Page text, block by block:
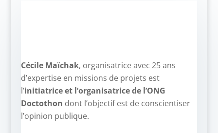
Cécile Maïchak, organisatrice avec 25 ans
d’expertise en missions de projets est
l’initiatrice et l’organisatrice de l’ONG
Doctothon dont l’objectif est de conscientiser
l’opinion publique.